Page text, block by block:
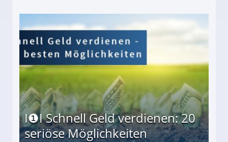
I❶I Schnell Geld verdienen: 20
seriöse Möglichkeiten